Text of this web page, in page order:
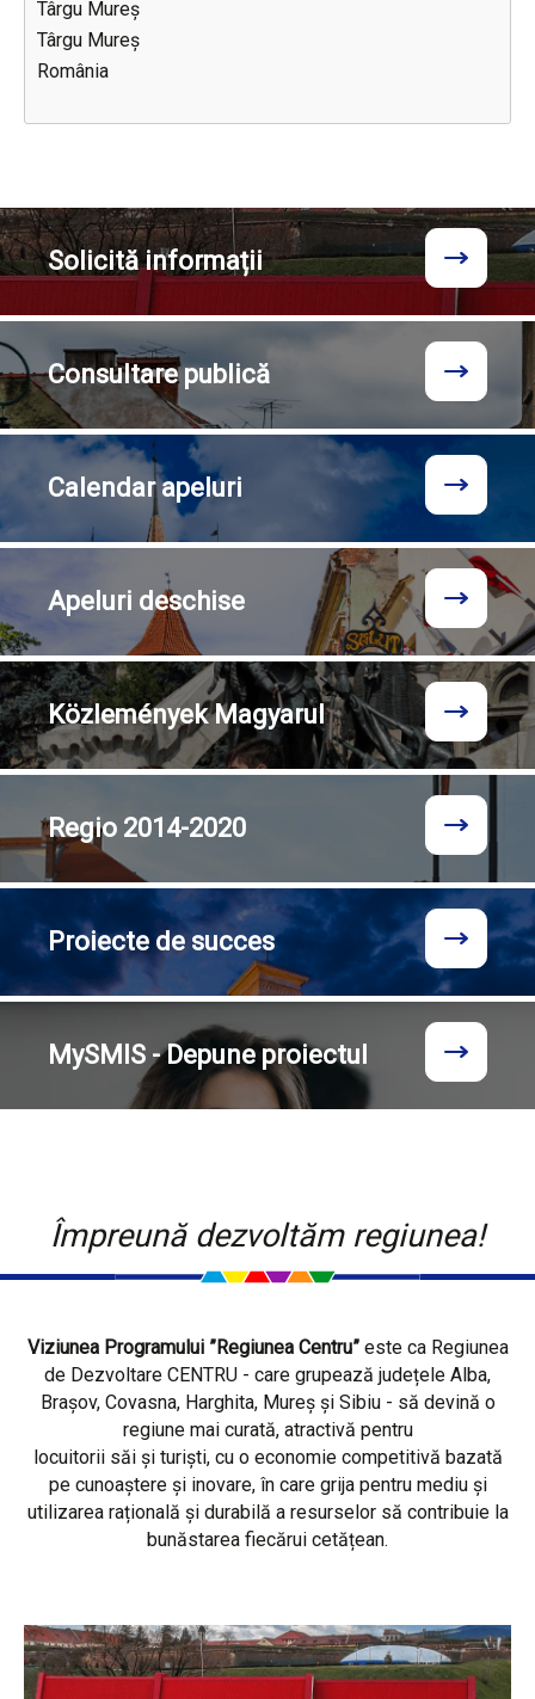
Târgu Mureș
Târgu Mureș
România
Solicităinformații
Consultarepublică
Calendarapeluri
Apeluri deschise
KözleményekMagyarul
Regio 2014-2020
Proiecte de succes
MySMIS - Depune proiectul
Împreună dezvoltăm regiunea!
Viziunea Programului ”Regiunea Centru”este ca Regiunea
de Dezvoltare CENTRU - care grupează județele Alba,
Brașov, Covasna, Harghita, Mureș și Sibiu - să devină o
regiune mai curată, atractivă pentru
locuitorii săi și turiști, cu o economie competitivă bazată
pe cunoaștere și inovare, în care grija pentru mediu și
utilizarea rațională și durabilă a resurselor să contribuie la
bunăstarea fiecărui cetățean.